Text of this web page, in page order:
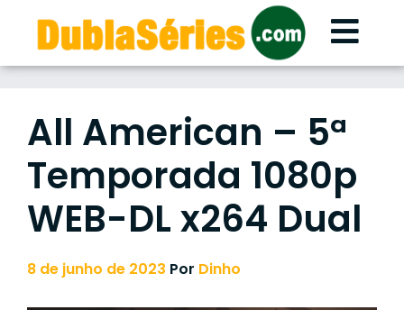
content
All American – 5ª
Temporada 1080p
WEB-DL x264 Dual
8 de junho de 2023 Por Dinho